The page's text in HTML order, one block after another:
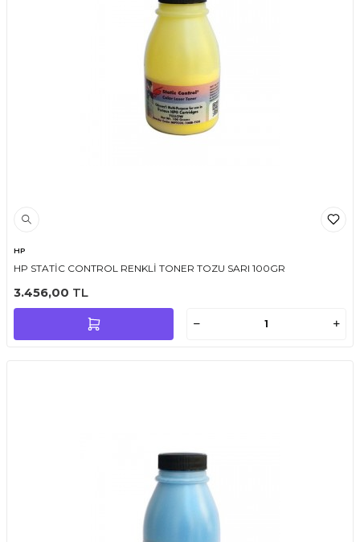
HP
HP STATİC CONTROL RENKLİ TONER TOZU SARI 100GR
3.456,00 TL